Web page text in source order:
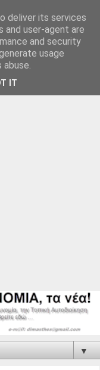
▼
deliver its services
and user-agent are
and security
usage
IT